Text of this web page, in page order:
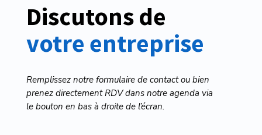
Discutons de
votre entreprise
Remplissez notre formulaire de contact ou bien
prenez directement RDV dans notre agenda via
le bouton en bas à droite de l’écran.